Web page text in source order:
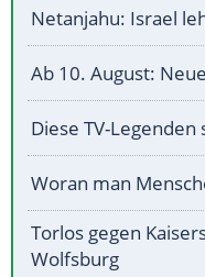
Netanjahu: Israel
Ab 10. August:
Diese TV-
Woran man
Torlos gegen
Wolfsburg